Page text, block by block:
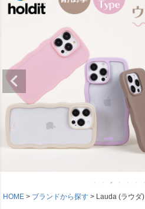
HOME ブランドから探す Lauda (ラウダ)